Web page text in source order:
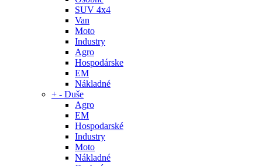
SUV 4x4
Van
Moto
Industry
Agro
Hospodárske
EM
Nákladné
+ - Duše
Agro
EM
Hospodarské
Industry
Moto
Nákladné